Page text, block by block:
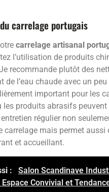
carrelage portugais
carrelage artisanal
l’utilisation de produits
recommande plutôt des
de l’eau chaude avec un
important pour les
les produits abrasifs
régulier non
carrelage mais permet aussi
et accueillant.
:
Salon Scandinave
Convivial et